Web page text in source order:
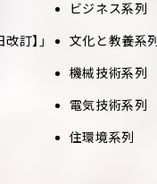
訂】」
ビジネス系列
文化と教養系列
機械技術系列
電気技術系列
住環境系列